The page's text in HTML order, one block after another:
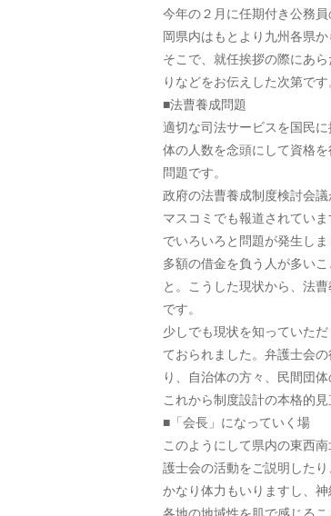
今年の２月に任期付き公務
岡県内はもとより九州各県
そこで、就任挨拶の際にあ
りなどをお伝えした次第です
■法曹養成問題
適切な司法サービスを国民
体の人数を念頭にして資格
問題です。
政府の法曹養成制度検討会
マスコミでも報道されてい
でいろいろと問題が発生し
多額の借金を負う人が多い
と。こうした現状から、法
です。
少しでも現状を知っていた
ておられました。弁護士会
り、自治体の方々、民間団
これから制度設計の本格的
■「会長」になっていく場
このようにして県内の東西
護士会の活動をご説明した
かなり体力もいりますし、